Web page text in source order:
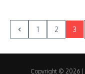
1 2 3
Copyright © 2026 |